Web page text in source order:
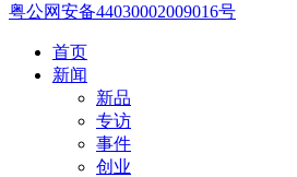
粤公网安备44030002009016号
首页
新闻
新品
专访
事件
创业